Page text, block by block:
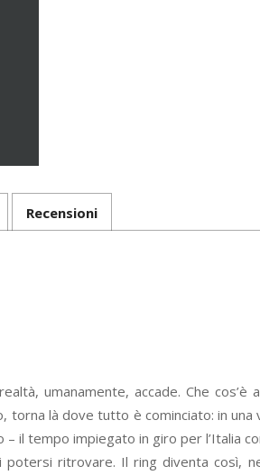
Recensioni
umanamente, accade. Che
là dove tutto è cominciato: in
– il tempo impiegato in giro per
ritrovare. Il ring diventa così,